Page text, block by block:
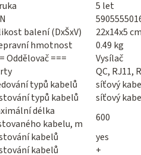
5 let
balení (DxŠxV)
22x14x5 cm
hmotnost
0.49 kg
Oddělovač ===
Vysílač
QC, RJ11,
typů kabelů
síťový
typů kabelů
síťový
délka
kabelu, m
600
kabelů
yes
kabelů
+